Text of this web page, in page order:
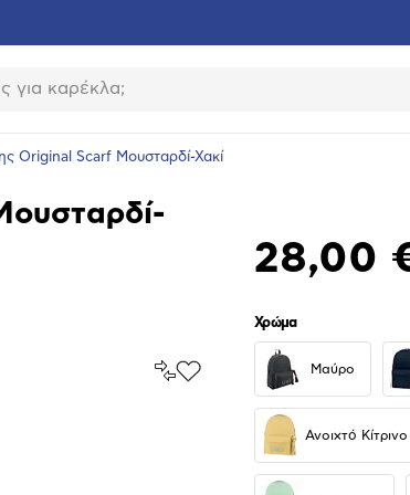
Original Scarf Μουσταρδί-Χακί
Σύγκρινέ
Προσθήκη
Αγαπημένα
28,00
Χρώμα
Μαύρο
Ανοιχτό